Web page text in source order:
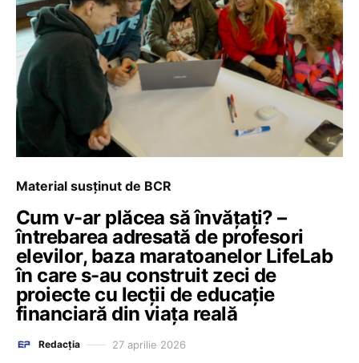
Material susținut de BCR
Cum v-ar plăcea să învățați? –
întrebarea adresată de profesori
elevilor, baza maratoanelor LifeLab
în care s-au construit zeci de
proiecte cu lecții de educație
financiară din viața reală
Redacția 27 aprilie 2026